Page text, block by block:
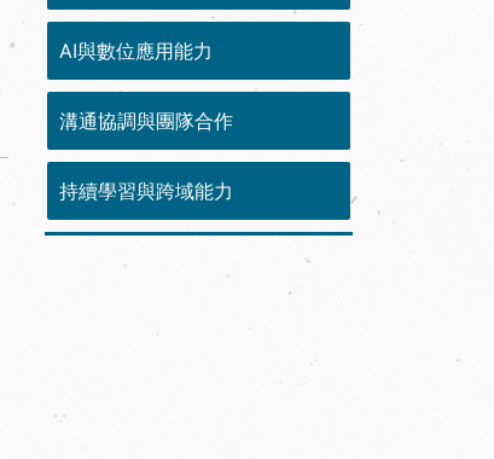
AI與數位應用能力
溝通協調與團隊合作
持續學習與跨域能力